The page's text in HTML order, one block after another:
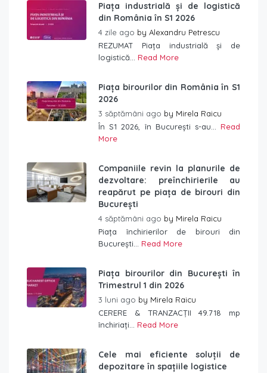
Piața industrială și de logistică
din România în S1 2026
4 zile ago by Alexandru Petrescu
REZUMAT Piața industrială și de
logistică... Read More
Piața birourilor din România în S1
2026
3 săptămâni ago by Mirela Raicu
În S1 2026, în București s-au... Read
More
Companiile revin la planurile de
dezvoltare: preînchirierile au
reapărut pe piața de birouri din
București
4 săptămâni ago by Mirela Raicu
Piața închirierilor de birouri din
București... Read More
Piața birourilor din București în
Trimestrul 1 din 2026
3 luni ago by Mirela Raicu
CERERE & TRANZACȚII 49.718 mp
închiriați... Read More
Cele mai eficiente soluții de
depozitare în spațiile logistice